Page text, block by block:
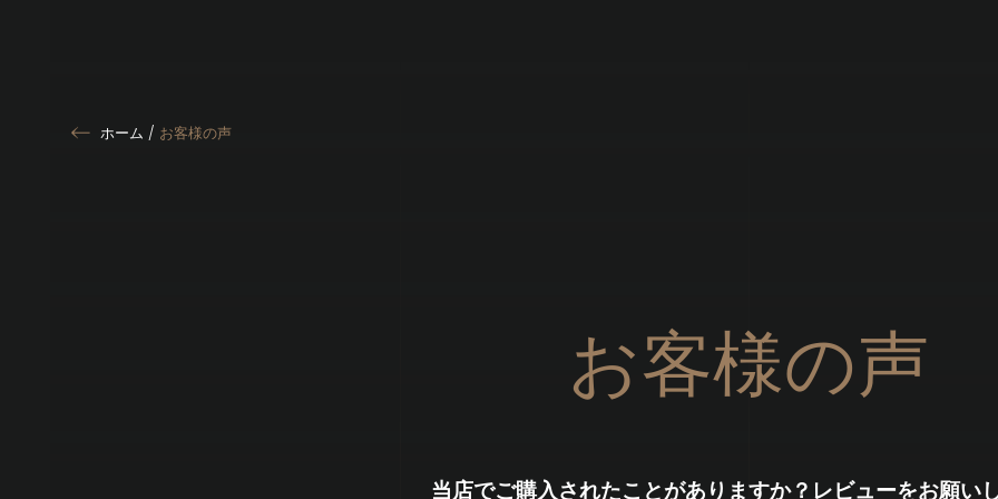
ホーム / お客様の声
お客様の声
当店でご購入されたことがありますか？レビューをお願い